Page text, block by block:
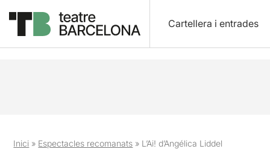
Cartellera i entrades
Inici » Espectacles recomanats » L’Ai! d’Angélica Liddel